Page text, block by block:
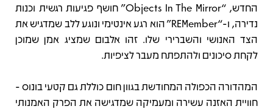
החדש, “Objects In The Mirror” חושף פגיעות רגשית וכנות
נדירה, ו-“REMember” הוא רגע אינטימי ונוגע ללב שמדגיש את
הצד האנושי והשברירי שלו. זהו אלבום שמציג אמן שמוכן
לקחת סיכונים ולהתפתח מעבר לציפיות.
המהדורה הכפולה המחודשת בגוון חום כוללת גם קטעי בונוס -
חוויית האזנה עשירה ומעמיקה שמדגישה את הפרק האמנותי